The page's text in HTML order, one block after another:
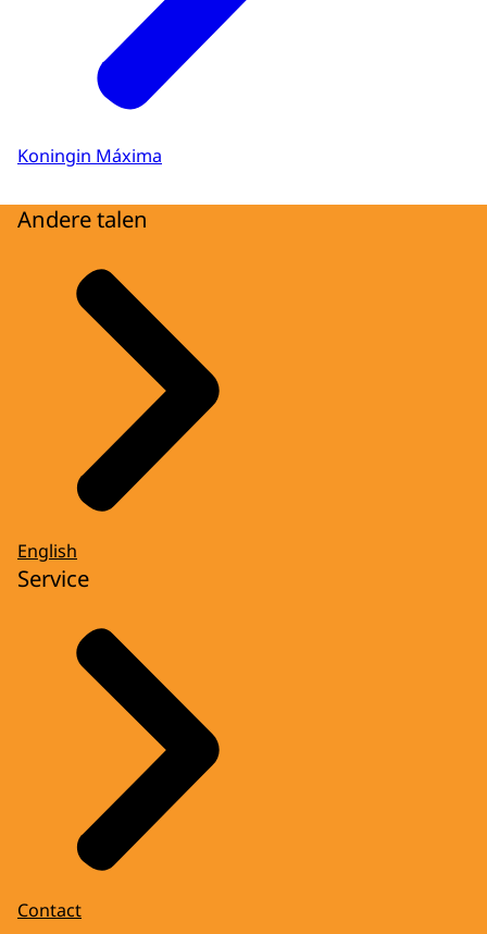
Koningin Máxima
Andere talen
English
Service
Contact